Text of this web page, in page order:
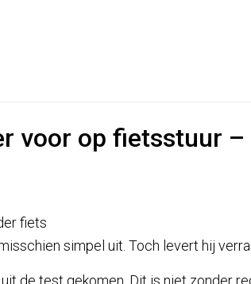
voor op fietsstuur –
simpel uit. Toch levert hij
de test gekomen. Dit is niet zonder